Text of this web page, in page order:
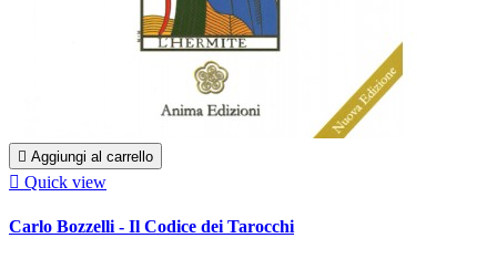
 Aggiungi al carrello
 Quick view
Carlo Bozzelli - Il Codice dei Tarocchi